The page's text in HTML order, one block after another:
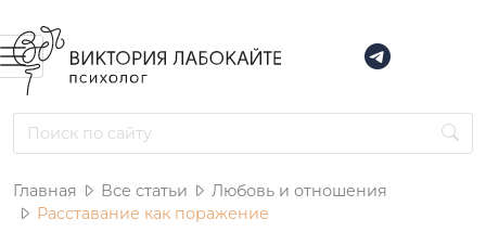
Главная Все статьи
Любовь и отношения
Расставание как поражение